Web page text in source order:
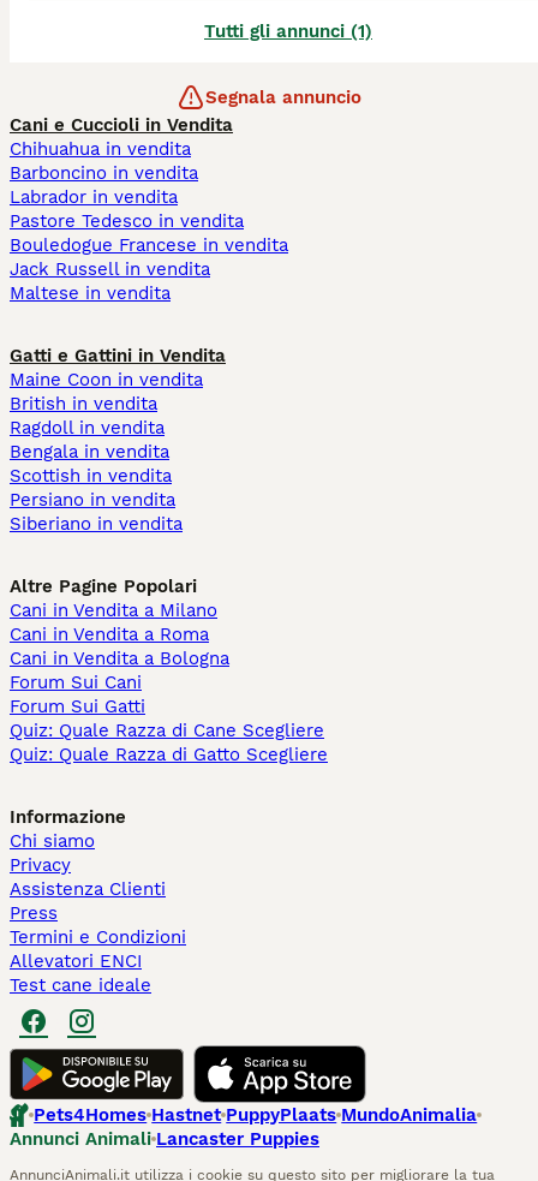
Tutti gli annunci (1)
Segnala annuncio
Cani e Cuccioli in Vendita
Chihuahua in vendita
Barboncino in vendita
Labrador in vendita
Pastore Tedesco in vendita
Bouledogue Francese in vendita
Jack Russell in vendita
Maltese in vendita
Gatti e Gattini in Vendita
Maine Coon in vendita
British in vendita
Ragdoll in vendita
Bengala in vendita
Scottish in vendita
Persiano in vendita
Siberiano in vendita
Altre Pagine Popolari
Cani in Vendita a Milano
Cani in Vendita a Roma
Cani in Vendita a Bologna
Forum Sui Cani
Forum Sui Gatti
Quiz: Quale Razza di Cane Scegliere
Quiz: Quale Razza di Gatto Scegliere
Informazione
Chi siamo
Privacy
Assistenza Clienti
Press
Termini e Condizioni
Allevatori ENCI
Test cane ideale
Pets4Homes Hastnet PuppyPlaats MundoAnimalia
Annunci Animali Lancaster Puppies
AnnunciAnimali.it utilizza i cookie su questo sito per migliorare la tua